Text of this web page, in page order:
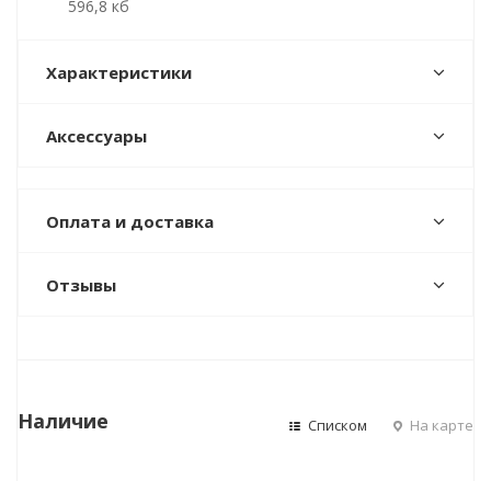
596,8 кб
Характеристики
Аксессуары
Оплата и доставка
Отзывы
Наличие Списком На карте